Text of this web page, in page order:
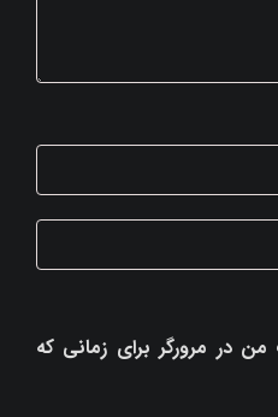
در مرورگر برای زمانی که